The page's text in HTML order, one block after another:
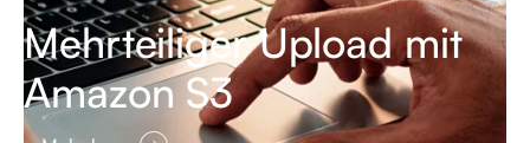
Mehrteiliger Upload mit
Amazon S3